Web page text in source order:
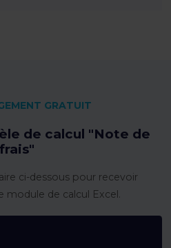
GRATUIT
de calcul "Note de
frais"
ci-dessous pour recevoir
de calcul Excel.